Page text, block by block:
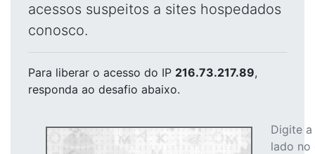
acessos suspeitos a sites hospedados
conosco.
Para liberar o acesso do IP 216.73.217.89,
responda ao desafio abaixo.
Digite
lado no